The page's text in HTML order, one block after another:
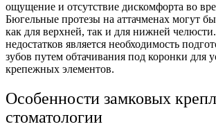
ощущение и отсутствие дискомфорта во
Бюгельные протезы на аттачменах могут
как для верхней, так и для нижней
недостатков является необходимость
зубов путем обтачивания под коронки для
крепежных элементов.
Особенности замковых
стоматологии